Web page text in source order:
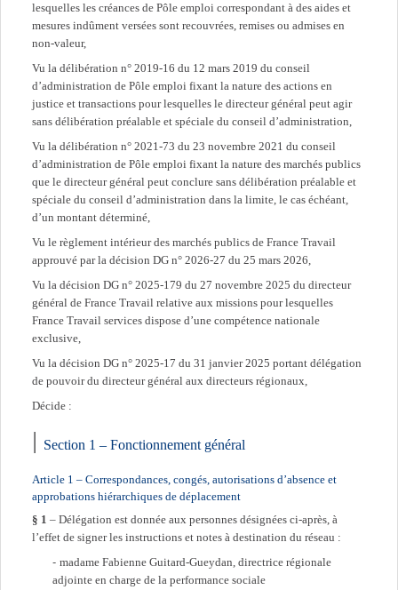
lesquelles les créances de Pôle emploi correspondant à des aides et
mesures indûment versées sont recouvrées, remises ou admises en
non-valeur,
Vu la délibération n° 2019-16 du 12 mars 2019 du conseil
d’administration de Pôle emploi fixant la nature des actions en
justice et transactions pour lesquelles le directeur général peut agir
sans délibération préalable et spéciale du conseil d’administration,
Vu la délibération n° 2021-73 du 23 novembre 2021 du conseil
d’administration de Pôle emploi fixant la nature des marchés publics
que le directeur général peut conclure sans délibération préalable et
spéciale du conseil d’administration dans la limite, le cas échéant,
d’un montant déterminé,
Vu le règlement intérieur des marchés publics de France Travail
approuvé par la décision DG n° 2026-27 du 25 mars 2026,
Vu la décision DG n° 2025-179 du 27 novembre 2025 du directeur
général de France Travail relative aux missions pour lesquelles
France Travail services dispose d’une compétence nationale
exclusive,
Vu la décision DG n° 2025-17 du 31 janvier 2025 portant délégation
de pouvoir du directeur général aux directeurs régionaux,
Décide :
Section 1 – Fonctionnement général
Article 1 – Correspondances, congés, autorisations d’absence et
approbations hiérarchiques de déplacement
§ 1 – Délégation est donnée aux personnes désignées ci-après, à
l’effet de signer les instructions et notes à destination du réseau :
madame Fabienne Guitard-Gueydan, directrice régionale
adjointe en charge de la performance sociale